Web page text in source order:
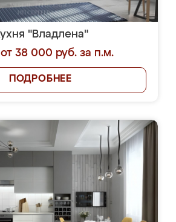
"Владлена"
38 000 руб. за п.м.
ПОДРОБНЕЕ